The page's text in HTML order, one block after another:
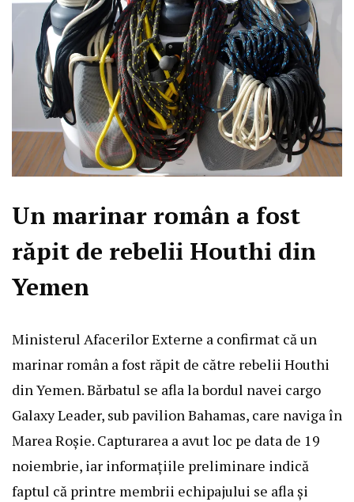
Un marinar român a fost
răpit de rebelii Houthi din
Yemen
Ministerul Afacerilor Externe a confirmat că un
marinar român a fost răpit de către rebelii Houthi
din Yemen. Bărbatul se afla la bordul navei cargo
Galaxy Leader, sub pavilion Bahamas, care naviga în
Marea Roșie. Capturarea a avut loc pe data de 19
noiembrie, iar informațiile preliminare indică
faptul că printre membrii echipajului se afla și